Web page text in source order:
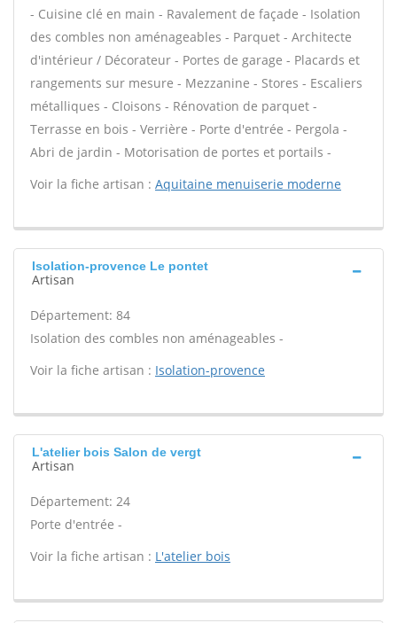
- Cuisine clé en main - Ravalement de façade - Isolation
des combles non aménageables - Parquet - Architecte
d'intérieur / Décorateur - Portes de garage - Placards et
rangements sur mesure - Mezzanine - Stores - Escaliers
métalliques - Cloisons - Rénovation de parquet -
Terrasse en bois - Verrière - Porte d'entrée - Pergola -
Abri de jardin - Motorisation de portes et portails -
Voir la fiche artisan : Aquitaine menuiserie moderne
Isolation-provence Le pontet
Artisan
Département: 84
Isolation des combles non aménageables -
Voir la fiche artisan : Isolation-provence
L'atelier bois Salon de vergt
Artisan
Département: 24
Porte d'entrée -
Voir la fiche artisan : L'atelier bois